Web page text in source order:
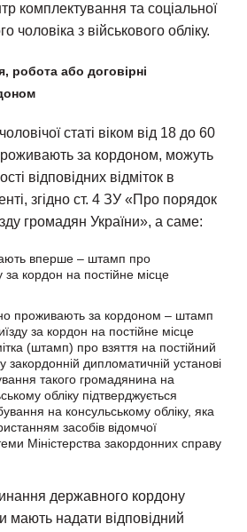
комплектування та соціальної
чоловіка з військового обліку.
робота або договірні
статі віком від 18 до 60
за кордоном, можуть
відповідних відміток в
згідно ст. 4 ЗУ «Про порядок
громадян України», а саме:
вперше – штамп про
кордон на постійне місце
проживають за кордоном – штамп
за кордон на постійне місце
(штамп) про взяття на постійний
закордонній дипломатичній установі
такого громадянина на
обліку підтверджується
на консульському обліку, яка
засобів відомчої
Міністерства закордонних справу
державного кордону
мають надати відповідний